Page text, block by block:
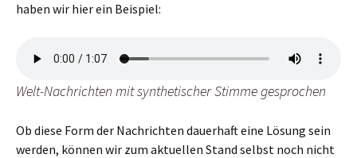
haben wir hier ein Beispiel:
Welt-Nachrichten mit synthetischer Stimme gesprochen
Ob diese Form der Nachrichten dauerhaft eine Lösung sein
werden, können wir zum aktuellen Stand selbst noch nicht